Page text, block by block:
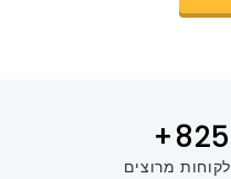
825+
לקוחות מרוצים